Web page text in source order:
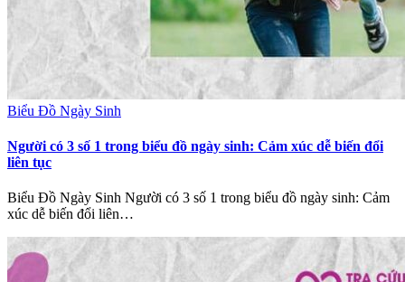
Biểu Đồ Ngày Sinh
Người có 3 số 1 trong biểu đồ ngày sinh: Cảm xúc dễ biến đổi
liên tục
Biểu Đồ Ngày Sinh Người có 3 số 1 trong biểu đồ ngày sinh: Cảm
xúc dễ biến đổi liên…